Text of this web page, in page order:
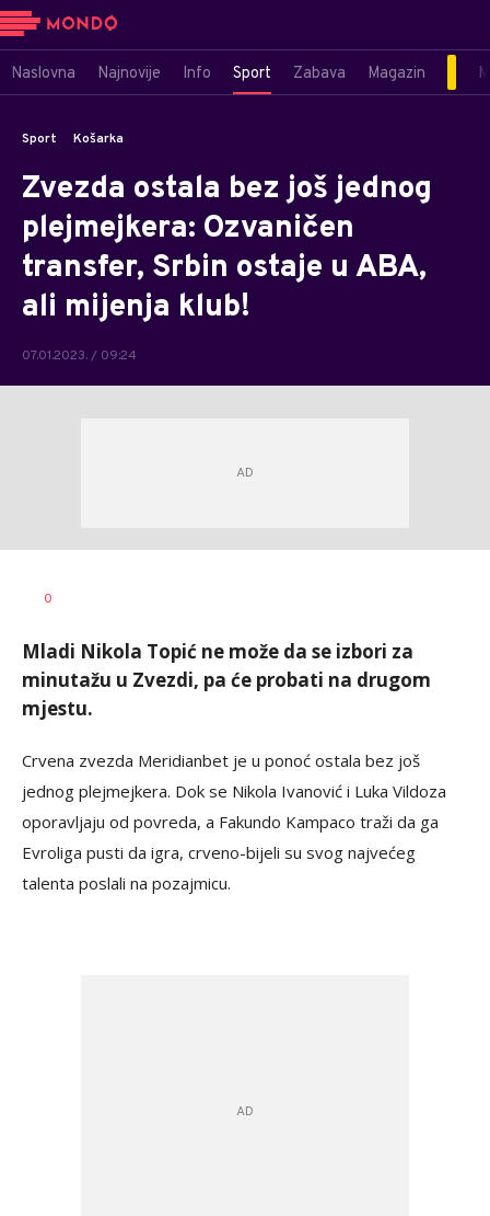
Naslovna Najnovije Info Sport Zabava Magazin
Sport Košarka
Zvezda ostala bez još jednog
plejmejkera: Ozvaničen
transfer, Srbin ostaje u ABA,
ali mijenja klub!
07.01.2023. / 09:24
AUTOR
0
Mladi Nikola Topić ne može da se izbori za
minutažu u Zvezdi, pa će probati na drugom
mjestu.
Crvena zvezda Meridianbet je u ponoć ostala bez još
jednog plejmejkera. Dok se Nikola Ivanović i Luka Vildoza
oporavljaju od povreda, a Fakundo Kampaco traži da ga
Evroliga pusti da igra, crveno-bijeli su svog najvećeg
talenta poslali na pozajmicu.